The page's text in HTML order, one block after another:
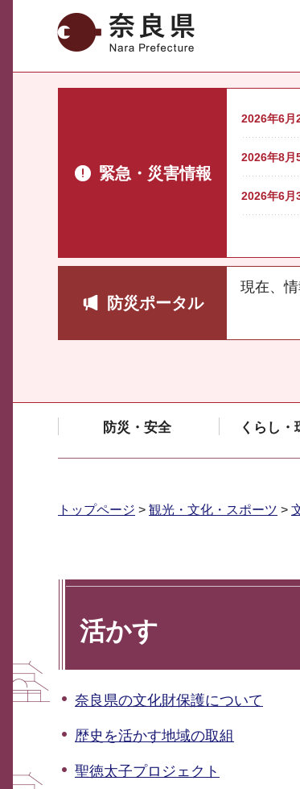
奈良県
緊急・災害情報
2026年6月
2026年8月
2026年6月
防災ポータル
現在、情
防災・安全 くらし・
トップページ > 観光・文化・スポーツ >
活かす
奈良県の文化財保護について
歴史を活かす地域の取組
聖徳太子プロジェクト